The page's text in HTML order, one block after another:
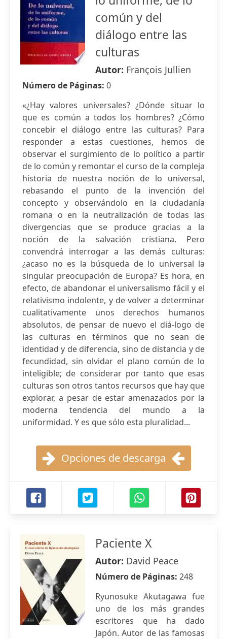
común y del
diálogo entre las
culturas
Autor: François Jullien
Número de Páginas: 0
«¿Hay valores universales? ¿Dónde situar lo
que es común a todos los hombres? ¿Cómo
concebir el diálogo entre las culturas? Para
responder a estas cuestiones, hemos de
observar el surgimiento de lo político a partir
de lo común y remontar el curso de la compleja
historia de nuestra noción de lo universal,
rebasando el punto de la invención del
concepto y observándolo en la ciudadanía
romana o en la neutralización de todas las
divergencias que se produce gracias a la
noción de la salvación cristiana. Pero
convendrá interrogar a las demás culturas:
¿acaso no es la búsqueda de lo universal la
singular preocupación de Europa? Es hora, en
efecto, de abandonar el universalismo fácil y el
relativismo indolente, y de volver a determinar
cualitativamente unos derechos humanos
absolutos, de pensar de nuevo el diá-logo de
las culturas en términos que no sean de
identidad y de diferencia, sino de distancia y de
fecundidad, sin olvidar el plano común de lo
inteligible; de considerar por tanto que esas
culturas son otros tantos recursos que hay que
explorar, a pesar de estar amenazados por la
moderna tendencia del mundo a la
uniformidad. Y es que sólo esta pluralidad...
Opciones de descarga
Paciente X
Autor: David Peace
Número de Páginas: 248
Ryunosuke Akutagawa fue
uno de los más grandes
escritores que ha dado
Japón. Autor de las famosas